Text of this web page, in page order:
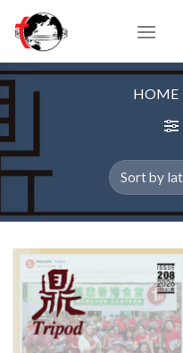
content
HOME